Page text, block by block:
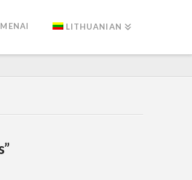
MENAI LITHUANIAN